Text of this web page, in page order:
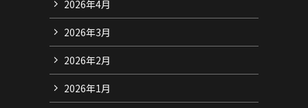
2026年4月
2026年3月
2026年2月
2026年1月